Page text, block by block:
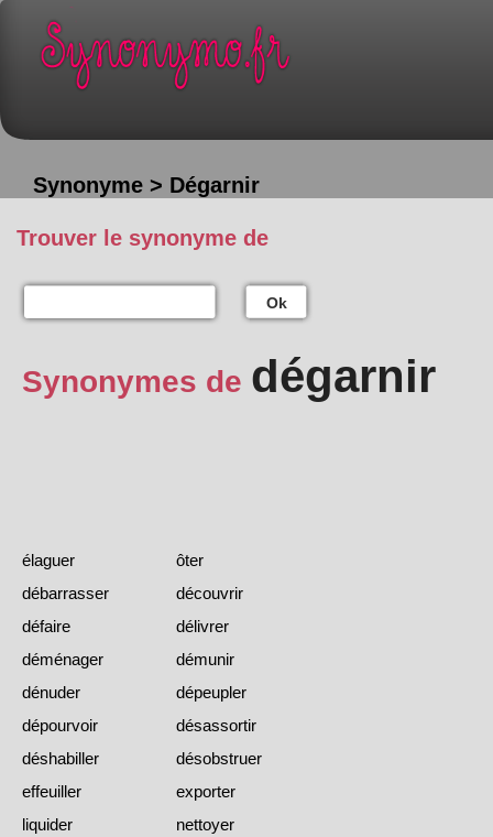
Synonyme > Dégarnir
Trouver le synonyme de
Ok
Synonymes de dégarnir
élaguer
ôter
débarrasser
découvrir
défaire
délivrer
déménager
démunir
dénuder
dépeupler
dépourvoir
désassortir
déshabiller
désobstruer
effeuiller
exporter
liquider
nettoyer